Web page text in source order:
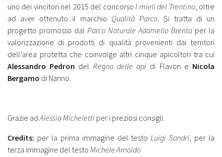
uno dei vincitori nel 2015 del concorsoI mieli del Trentino, oltre
ad aver ottenuto il marchio Qualità Parco. Si tratta di un
progetto promosso dal Parco Naturale Adamello Brenta per la
valorizzazione di prodotti di qualità provenienti dai territori
dell’area protetta che coinvolge altri cinque apicoltori tra cui
Alessandro Pedron del Regno delle api di Flavon e Nicola
Bergamo di Nanno.
Grazie adAlessio Micheletti per i preziosi consigli.
Credits: per la prima immagine del testoLuigi Sandri, per la
terza immagine del testo Michele Arnoldo